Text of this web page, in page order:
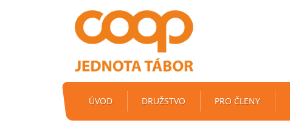
ÚVOD DRUŽSTVO PRO ČLENY